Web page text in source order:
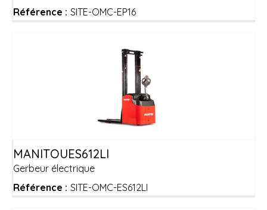
Référence : SITE-OMC-EP16
Gerbeur électrique
MANITOUES612LI
Référence : SITE-OMC-ES612LI